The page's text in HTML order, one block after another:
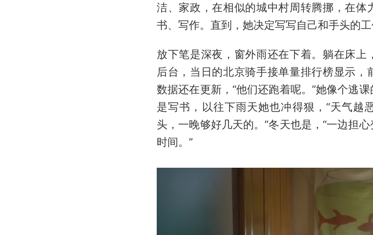
洁、家政，在相似的城中村周转腾挪，在体
书、写作。直到，她决定写写自己和手头的工
放下笔是深夜，窗外雨还在下着。躺在床上
后台，当日的北京骑手接单量排行榜显示，
数据还在更新，“他们还跑着呢。”她像个逃
是写书，以往下雨天她也冲得狠，“天气越
头，一晚够好几天的。”冬天也是，“一边担
时间。”